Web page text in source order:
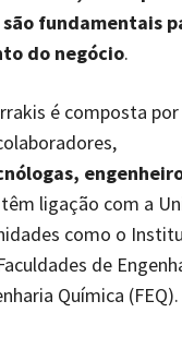
fundamentais
do negócio.
é composta
ligação com a
como o
de
Química (FEQ).